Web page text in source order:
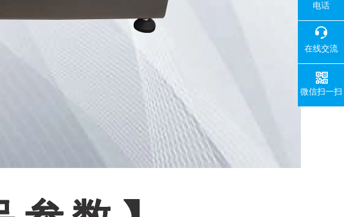
电话
在线交流
微信扫一扫